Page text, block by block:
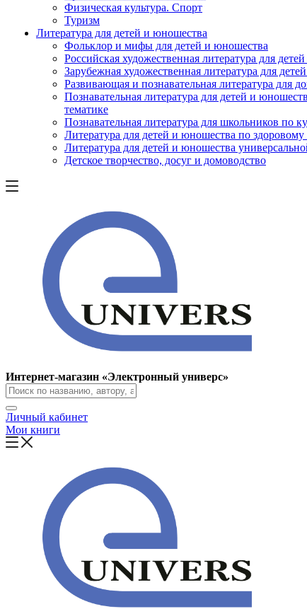
Физическая культура. Спорт
Туризм
Литература для детей и юношества
Фольклор и мифы для детей и юношества
Российская художественная литература для
Зарубежная художественная литература для
Развивающая и познавательная литература для
Познавательная литература для детей и
тематике
Познавательная литература для школьников по
Литература для детей и юношества по
Литература для детей и юношества
Детское творчество, досуг и домоводство
Интернет-магазин «Электронный универс»
Личный кабинет
Мои книги